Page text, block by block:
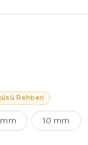
Rehberi
10 mm